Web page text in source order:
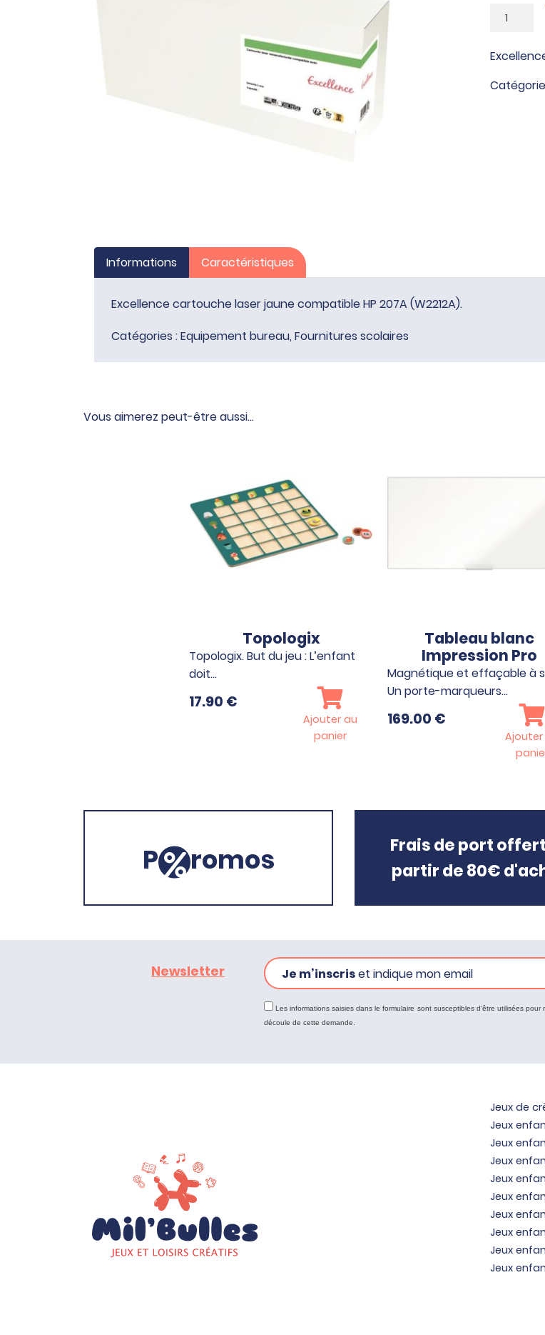
quantité
Excellence
laser
Informations Caractéristiques
Excellence cartouche laser jaune compatible HP 207A (W2212A).
Catégories :Equipement bureau, Fournitures scolaires
Vous aimerez peut-être aussi…
Topologix
Topologix. But du jeu : L’enfant
doit…
17.90 €
Ajouter au
panier
Tableau blanc
Impression Pro
Magnétique et effaçable à
Un porte-marqueurs…
169.00 €
Ajouter
P romos
Frais de port
partir de 80€
Newsletter Je m’inscriset indique mon email
Les informations saisies dans le formulaire sont susceptibles d'être utilisées
découle de cette demande.
Jeux de
Jeux
Jeux
Jeux
Jeux
Jeux
Jeux
Jeux
Jeux
Jeux